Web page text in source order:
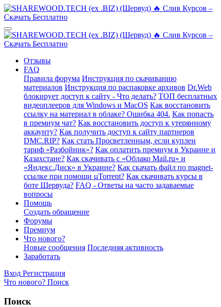
Отзывы
FAQ
Правила форума Инструкция по скачиванию
материалов Инструкция по распаковке архивов Dr.Web
блокирует доступ к сайту - Что делать? ТОП бесплатных
видеоплееров для Windows и MacOS Как восстановить
ссылку на материал в облаке? Ошибка 404. Как попасть
в премиум чат? Как восстановить доступ к утерянному
аккаунту? Как получить доступ к сайту партнеров
DMC.RIP? Как стать Просветленным, если куплен
тариф «Разбойник»? Как оплатить премиум в Украине и
Казахстане? Как скачивать с «Облако Mail.ru» и
«Яндекс.Диск» в Украине? Как скачать файл по magnet-
ссылке при помощи µTorrent? Как скачивать курсы в
боте Шервуда? FAQ - Ответы на часто задаваемые
вопросы
Помощь
Создать обращение
Форумы
Премиум
Что нового?
Новые сообщения Последняя активность
Заработать
Вход Регистрация
Что нового? Поиск
Поиск